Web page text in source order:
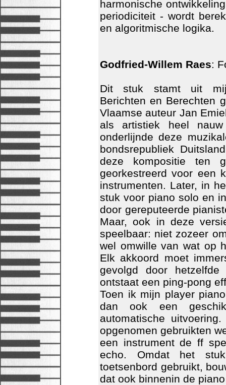
harmonische
periodiciteit - wordt
en algoritmische logika.
Godfried-Willem Raes:
Dit stuk stamt uit mijn
Berichten en Berechten
Vlaamse auteur Jan
als artistiek heel nauw
onderlijnde deze
bondsrepubliek
deze kompositie ten
georkestreerd voor een
instrumenten. Later, in
stuk voor piano solo en
door gereputeerde
Maar, ook in deze
speelbaar: niet zozeer
wel omwille van wat op
Elk akkoord moet
gevolgd door
ontstaat een ping-pong
Toen ik mijn player
dan ook een
automatische
opgenomen gebruikten
een instrument de ff
echo. Omdat het
toetsenbord gebruikt,
dat ook binnenin de